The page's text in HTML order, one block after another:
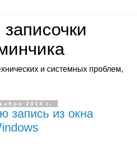
и системных проблем,
2014 г.
запись из окна